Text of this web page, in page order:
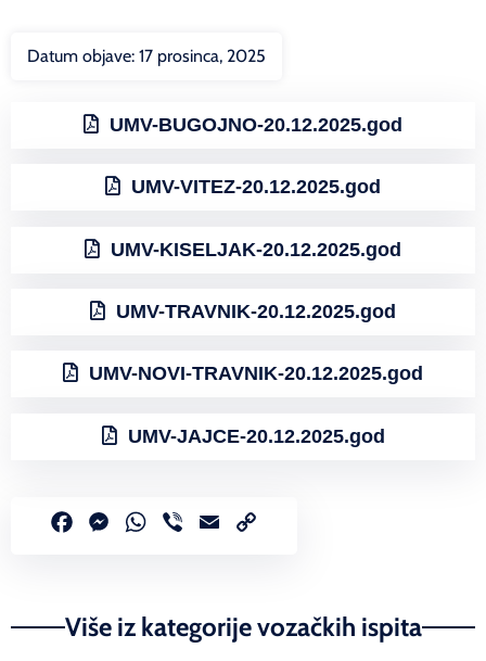
Datum objave: 17 prosinca, 2025
UMV-BUGOJNO-20.12.2025.god
UMV-VITEZ-20.12.2025.god
UMV-KISELJAK-20.12.2025.god
UMV-TRAVNIK-20.12.2025.god
UMV-NOVI-TRAVNIK-20.12.2025.god
UMV-JAJCE-20.12.2025.god
FacebookMessenger
WhatsApp
Viber Email
Više iz kategorije vozačkih ispita